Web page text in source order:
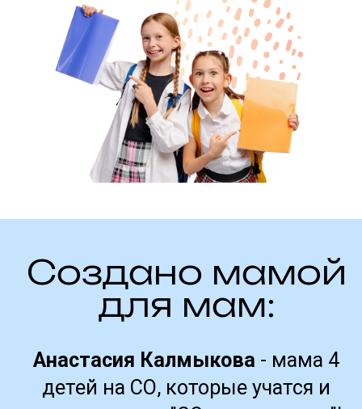
Эксперт по вопросам СО и
основатель "СОтворчества"
Зам. председателя Общественного
совета при министерстве
образования, науки и молодёжной
политики Краснодарского края по
оценке качества деятельности
образовательных организаций
Руководитель АНО "Национальная
лига семейного образования"